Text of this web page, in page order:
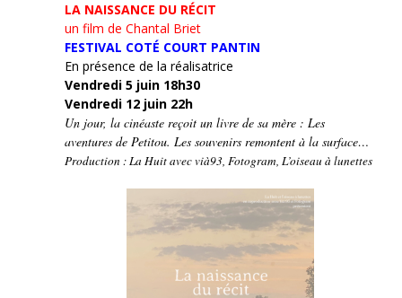
LA NAISSANCE DU RÉCIT
un film de Chantal Briet
FESTIVAL COTÉ COURT PANTIN
En présence de la réalisatrice
Vendredi 5 juin 18h30
Vendredi 12 juin 22h
Un jour, la cinéaste reçoit un livre de sa mère : Les
aventures de Petitou. Les souvenirs remontent à la surface…
Production : La Huit avec vià93, Fotogram, L’oiseau à lunettes